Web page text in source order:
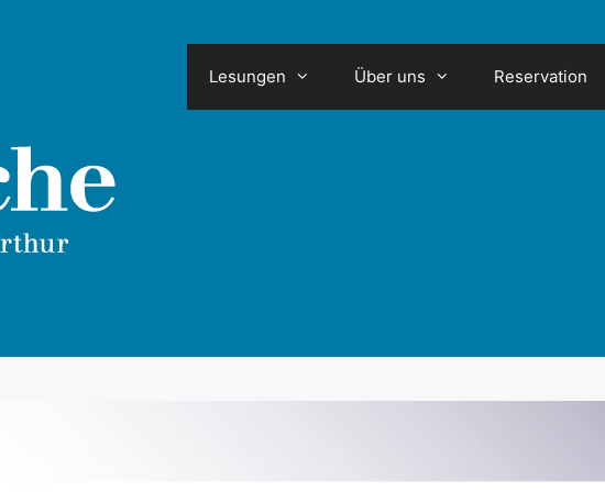
Lesungen Über uns Reservation